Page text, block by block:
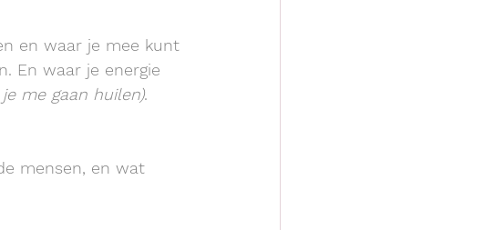
en waar je mee kunt
En waar je energie
me gaan huilen).
mensen, en wat